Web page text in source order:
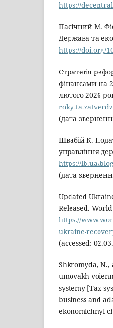
https://
Пасічний М.
Держава та
https://doi.org/
Стратегія
фінансами на
лютого 2026
roky-ta-
(дата
Швабій К.
управління
https://lb.ua/
(дата
Updated
Released.
https://
ukraine-
(accessed:
Shkromyda, N.,
umovakh
systemy [Tax
business and
ekonomichnyi